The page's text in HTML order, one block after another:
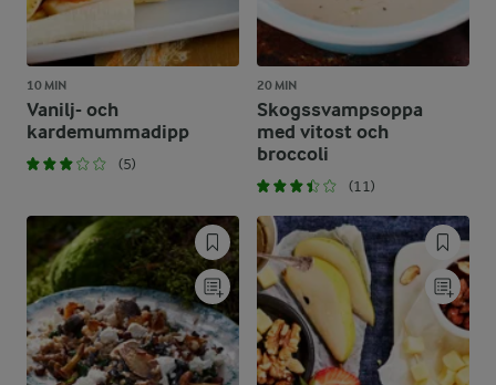
10 MIN
Vanilj- och
kardemummadipp
(5)
20 MIN
Skogssvampsoppa
med vitost och
broccoli
(11)